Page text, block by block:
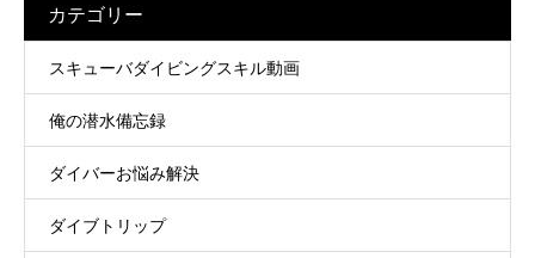
カテゴリー
スキューバダイビングスキル動画
俺の潜水備忘録
ダイバーお悩み解決
ダイブトリップ